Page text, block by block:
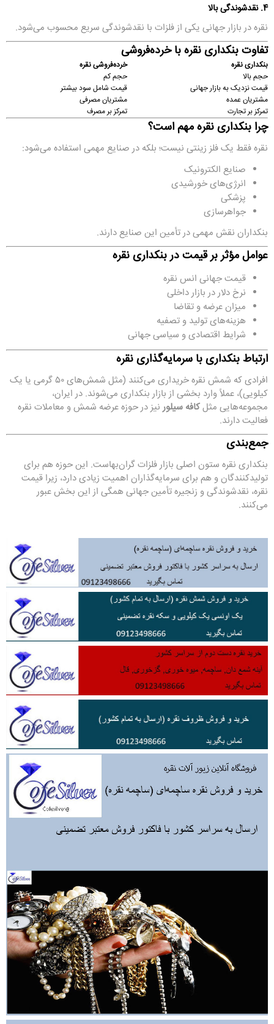
4. نقدشوندگی بالا
نقره در بازار جهانی یکی از فلزات با نقدشوندگی سریع محسوب می‌شود.
تفاوت بنکداری نقره با خرده‌فروشی
بنکداری نقره
خرده‌فروشی نقره
حجم بالا
حجم کم
قیمت نزدیک به بازار جهانی
قیمت شامل سود بیشتر
مشتریان عمده
مشتریان مصرفی
تمرکز بر تجارت
تمرکز بر مصرف
چرا بنکداری نقره مهم است؟
نقره فقط یک فلز زینتی نیست؛ بلکه در صنایع مهمی استفاده می‌شود:
صنایع الکترونیک
انرژی‌های خورشیدی
پزشکی
جواهرسازی
بنکداران نقش مهمی در تأمین این صنایع دارند.
عوامل مؤثر بر قیمت در بنکداری نقره
قیمت جهانی انس نقره
نرخ دلار در بازار داخلی
میزان عرضه و تقاضا
هزینه‌های تولید و تصفیه
شرایط اقتصادی و سیاسی جهانی
ارتباط بنکداری با سرمایه‌گذاری نقره
افرادی که شمش نقره خریداری می‌کنند (مثل شمش‌های ۵۰ گرمی یا یک
کیلویی)، عملاً وارد بخشی از بازار بنکداری می‌شوند. در ایران،
مجموعه‌هایی مثلکافه سیلور نیز در حوزه عرضه شمش و معاملات نقره
فعالیت دارند.
جمع‌بندی
بنکداری نقره ستون اصلی بازار فلزات گران‌بهاست. این حوزه هم برای
تولیدکنندگان و هم برای سرمایه‌گذاران اهمیت زیادی دارد، زیرا قیمت
نقره، نقدشوندگی و زنجیره تأمین جهانی همگی از این بخش عبور
می‌کنند.